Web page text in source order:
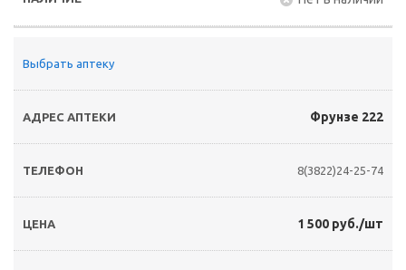
Выбрать аптеку
Фрунзе 222
8(3822)24-25-74
1 500 руб./шт